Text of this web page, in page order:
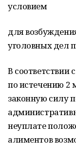
условием
для
уголовных дел
В соответствии
по истечению 2
законную силу
неуплате
алиментов